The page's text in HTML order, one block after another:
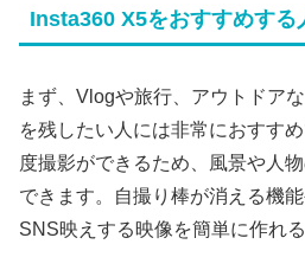
Insta360 X5をおすすめする
まず、Vlogや旅行、アウトドア
を残したい人には非常におすす
度撮影ができるため、風景や人
できます。自撮り棒が消える機
SNS映えする映像を簡単に作れ